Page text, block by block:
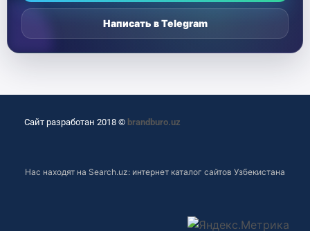
Написать в Telegram
Сайт разработан 2018 © brandburo.uz
Нас находят на Search.uz: интернет каталог сайтов Узбекистана